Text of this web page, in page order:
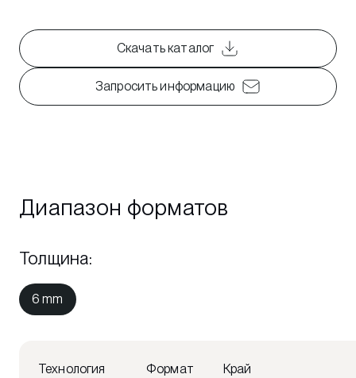
Скачать каталог
Запросить информацию
Диапазон форматов
Толщина:
6 mm
Технология Формат Край